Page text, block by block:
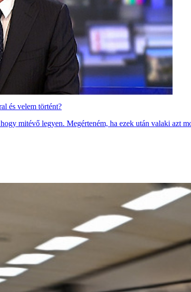
és velem történt?
mitévő legyen. Megérteném, ha ezek után valaki azt